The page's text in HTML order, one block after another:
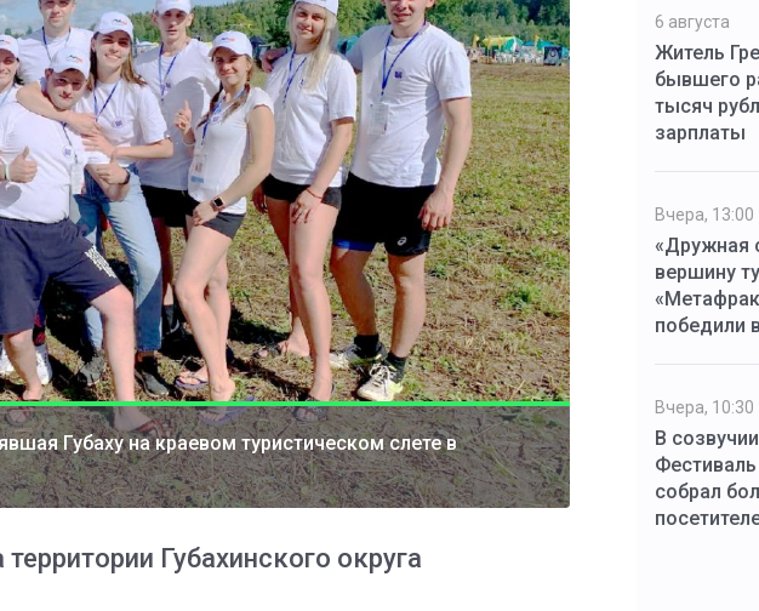
Губаху на краевом туристическом слете в
Губахинского округа
6 августа
Житель
бывшего
тысяч
зарплаты
Вчера, 13:00
«Дружная
вершину
победили
Вчера, 10:30
В
собрал